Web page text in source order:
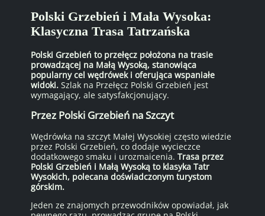
Polski Grzebień i Mała Wysoka:
Klasyczna Trasa Tatrzańska
Polski Grzebień to przełęcz położona na trasie
prowadzącej na Małą Wysoką, stanowiąca
popularny cel wędrówek i oferująca wspaniałe
widoki. Szlak na Przełęcz Polski Grzebień jest
wymagający, ale satysfakcjonujący.
Przez Polski Grzebień na Szczyt
Wędrówka na szczyt Małej Wysokiej często wiedzie
przez Polski Grzebień, co dodaje wycieczce
dodatkowego smaku i urozmaicenia. Trasa przez
Polski Grzebień i Małą Wysoką to klasyka Tatr
Wysokich, polecana doświadczonym turystom
górskim.
Jeden ze znajomych przewodników opowiadał, jak